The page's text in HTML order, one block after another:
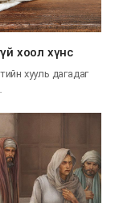
хоол хүнс
хууль дагадаг